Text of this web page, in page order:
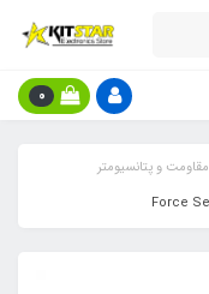
0
مقاومت و پتانسیومتر